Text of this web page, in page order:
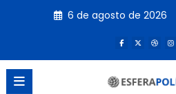
6 de agosto de 2026